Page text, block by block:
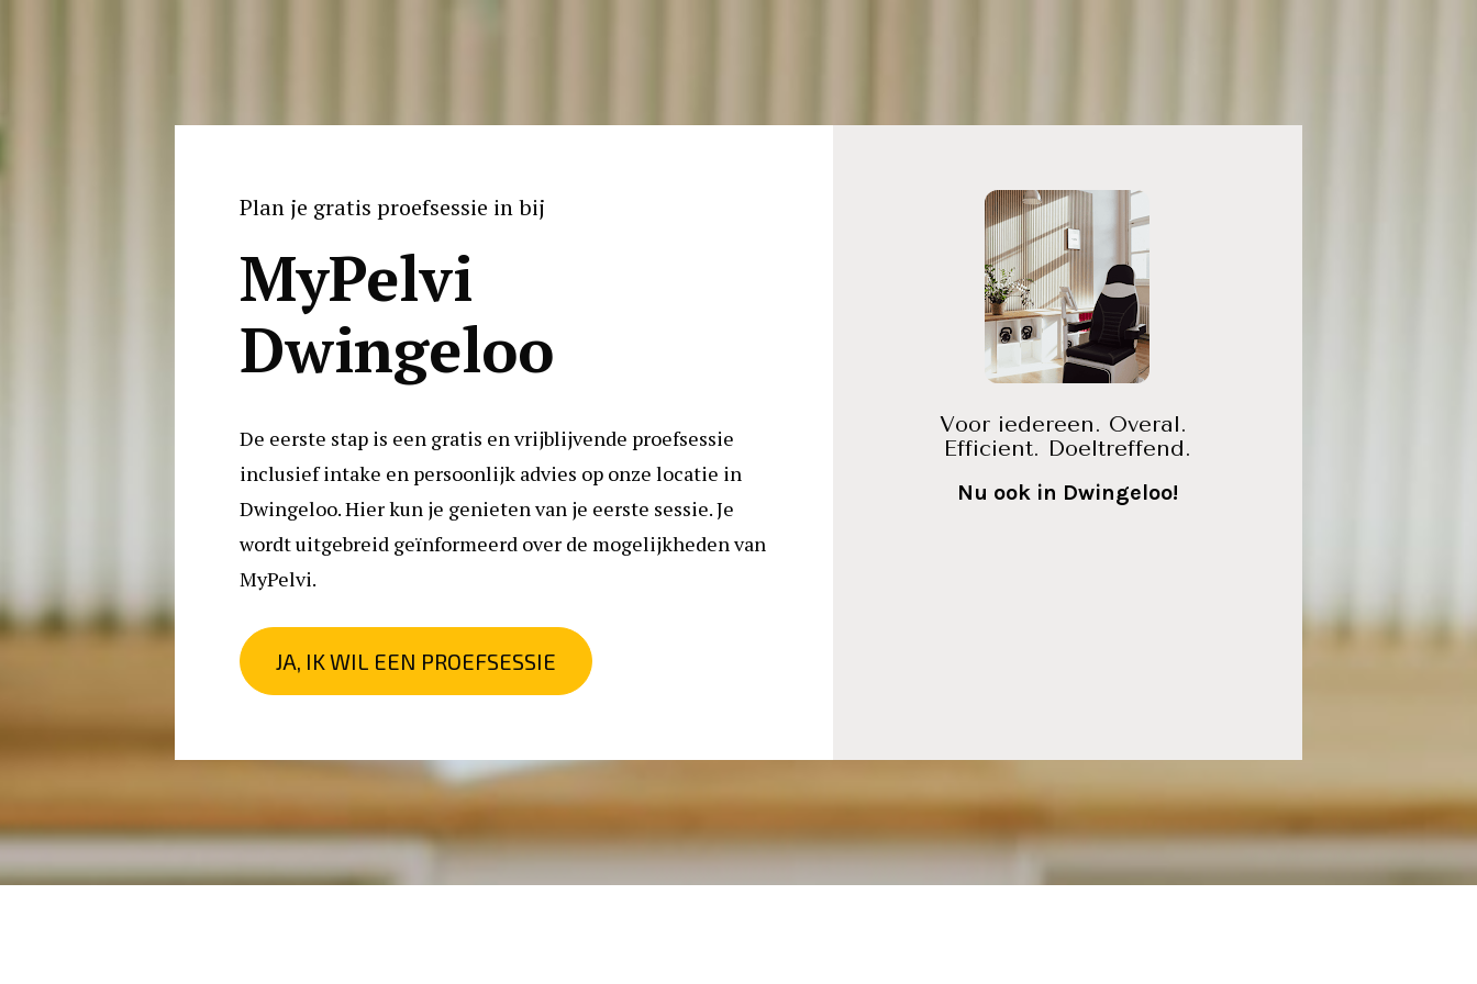
Plan je gratis proefsessie in bij
MyPelvi
Dwingeloo
De eerste stap is een gratis en vrijblijvende proefsessie
inclusief intake en persoonlijk advies op onze locatie in
Dwingeloo. Hier kun je genieten van je eerste sessie. Je
wordt uitgebreid geïnformeerd over de mogelijkheden van
MyPelvi.
JA, IK WIL EEN PROEFSESSIE
Voor iedereen. Overal.
Efficient. Doeltreffend.
Nu ook in Dwingeloo!